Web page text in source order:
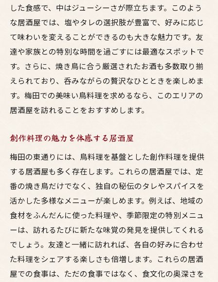
梅田で見つける新しい味の発見
家族で過ごす梅田東通りの贅沢な居酒屋体験
家族連れに優しい居酒屋の選び方
お子様も楽しめるメニュー特集
家族でシェアするおすすめの鳥料理
個室完備の居酒屋でゆったりと
梅田で家族と過ごす特別な時間
外はカリッと中はジューシー焼き鳥の魅力
焼き鳥の美味しさを引き出す焼き方
梅田の人気焼き鳥メニューを楽しむ
焼き鳥の部位ごとの楽しみ方
タレと塩、どちらが好み？
焼き鳥と相性抜群のお酒セレクション
梅田で体験する焼き鳥の新しい味わい
秘伝のタレで味わう梅田東通りの唐揚げ
唐揚げ好きが集う居酒屋の魅力
した食感で、中はジューシーさが際立ちます。このよう
な居酒屋では、塩やタレの選択肢が豊富で、好みに応じ
て味わいを変えることができるのも大きな魅力です。友
達や家族との特別な時間を過ごすには最適なスポットで
す。さらに、焼き鳥に合う厳選されたお酒も多数取り揃
えられており、呑みながらの贅沢なひとときを楽しめま
す。梅田での美味い鳥料理を求めるなら、このエリアの
居酒屋を訪れることをおすすめします。
創作料理の魅力を体感する居酒屋
梅田の東通りには、鳥料理を基盤とした創作料理を提供
する居酒屋も多く存在します。これらの居酒屋では、定
番の焼き鳥だけでなく、独自の秘伝のタレやスパイスを
活かした多様なメニューが楽しめます。例えば、地域の
食材をふんだんに使った料理や、季節限定の特別メニュ
ーは、訪れるたびに新たな味覚の発見を提供してくれる
でしょう。友達と一緒に訪れれば、各自の好みに合わせ
た料理をシェアする楽しさも倍増します。これらの居酒
屋での食事は、ただの食事ではなく、食文化の奥深さを